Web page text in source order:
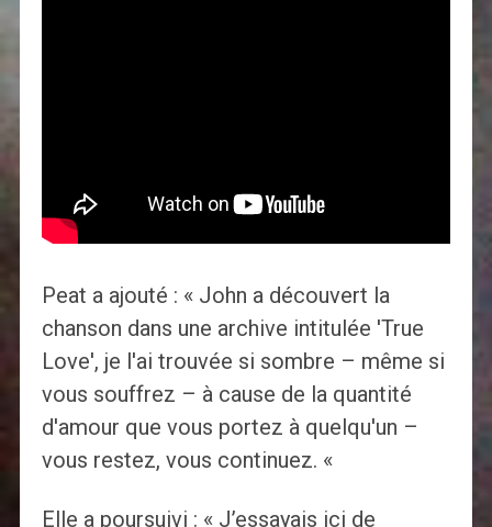
Peat a ajouté : « John a découvert la
chanson dans une archive intitulée 'True
Love', je l'ai trouvée si sombre – même si
vous souffrez – à cause de la quantité
d'amour que vous portez à quelqu'un –
vous restez, vous continuez. «
Elle a poursuivi : « J’essayais ici de